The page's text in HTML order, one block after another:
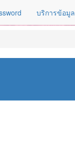
บริการข้อมูล